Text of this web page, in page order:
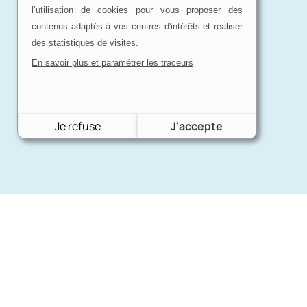
l’utilisation de cookies pour vous proposer des
contenus adaptés à vos centres d'intérêts et réaliser
des statistiques de visites.
En savoir plus et paramétrer les traceurs
Je refuse J'accepte